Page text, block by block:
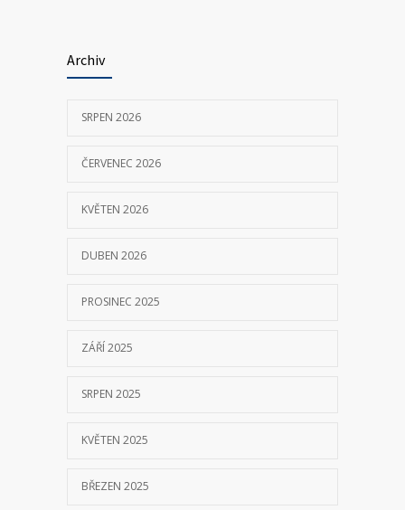
P155 Liberecká
Archiv
SRPEN 2026
ČERVENEC 2026
KVĚTEN 2026
DUBEN 2026
PROSINEC 2025
ZÁŘÍ 2025
SRPEN 2025
KVĚTEN 2025
BŘEZEN 2025